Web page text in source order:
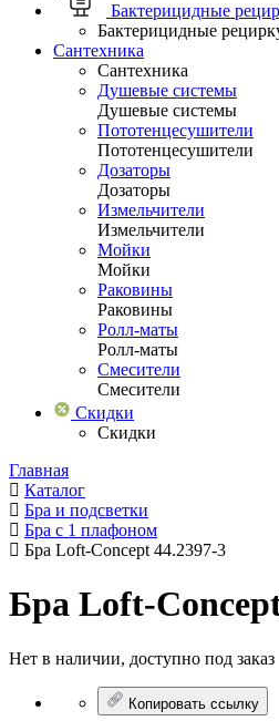
Бактерицидные
Бактерицидные
Сантехника
Сантехника
Душевые системы
Душевые системы
Пототенцесушители
Пототенцесушители
Дозаторы
Дозаторы
Измельчители
Измельчители
Мойки
Мойки
Раковины
Раковины
Ролл-маты
Ролл-маты
Смесители
Смесители
Скидки
Скидки
Главная
Каталог
Бра и подсветки
Бра с 1 плафоном
Бра Loft-Concept 44.2397-3
Бра Loft-
Нет в наличии, доступно под заказ
Копировать ссылку